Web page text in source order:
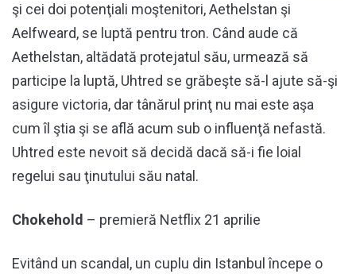
şi cei doi potenţiali moştenitori, Aethelstan şi
Aelfweard, se luptă pentru tron. Când aude că
Aethelstan, altădată protejatul său, urmează să
participe la luptă, Uhtred se grăbeşte să-l ajute să-şi
asigure victoria, dar tânărul prinţ nu mai este aşa
cum îl ştia şi se află acum sub o influenţă nefastă.
Uhtred este nevoit să decidă dacă să-i fie loial
regelui sau ţinutului său natal.
Chokehold – premieră Netflix 21 aprilie
Evitând un scandal, un cuplu din Istanbul începe o